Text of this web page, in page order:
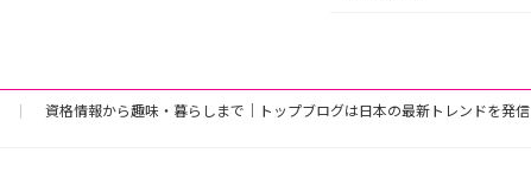
資格情報から趣味・暮らしまで｜トップブログは日本の最新トレンドを発信